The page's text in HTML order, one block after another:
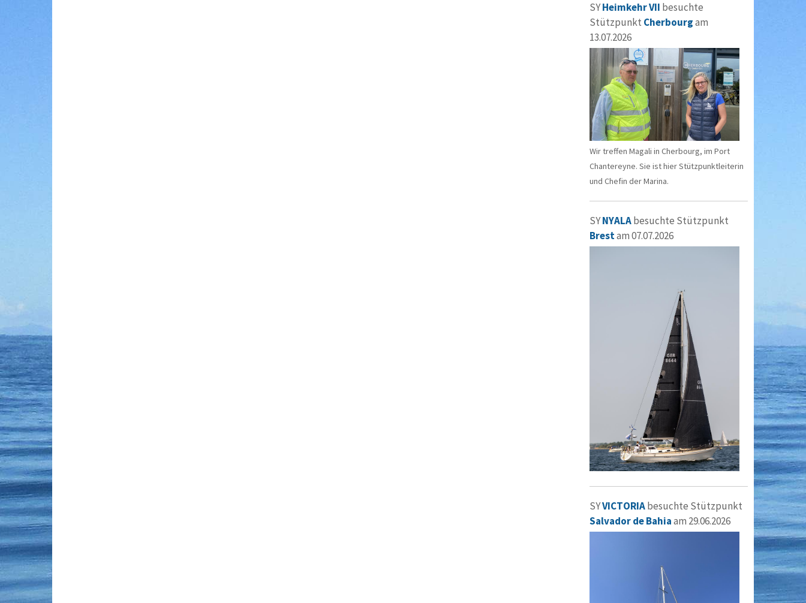
SYHeimkehr VII besuchte
Stützpunkt Cherbourgam
13.07.2026
Wir treffen Magali in Cherbourg, im Port
Chantereyne. Sie ist hier Stützpunktleiterin
und Chefin der Marina.
SYNYALAbesuchte Stützpunkt
Brestam 07.07.2026
SYVICTORIAbesuchte Stützpunkt
Salvador de Bahiaam 29.06.2026